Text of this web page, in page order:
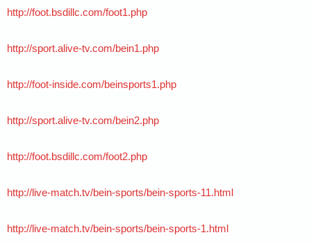
http://foot.bsdillc.com/foot1.php
http://sport.alive-tv.com/bein1.php
http://foot-inside.com/beinsports1.php
http://sport.alive-tv.com/bein2.php
http://foot.bsdillc.com/foot2.php
http://live-match.tv/bein-sports/bein-sports-11.html
http://live-match.tv/bein-sports/bein-sports-1.html